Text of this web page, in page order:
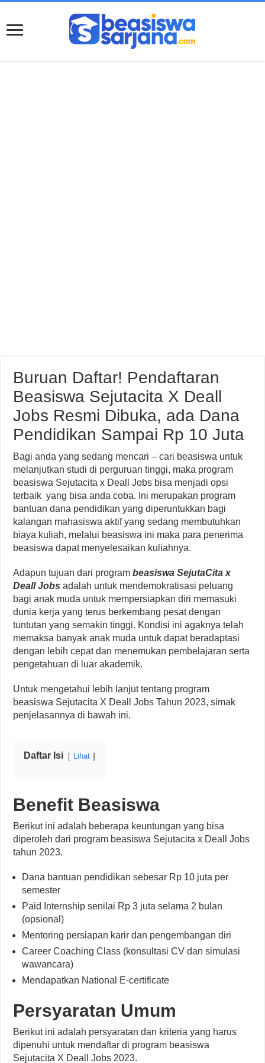
Buruan Daftar! Pendaftaran
Beasiswa Sejutacita X Deall
Jobs Resmi Dibuka, ada Dana
Pendidikan Sampai Rp 10 Juta
Bagi anda yang sedang mencari – cari beasiswa untuk
melanjutkan studi di perguruan tinggi, maka program
beasiswa Sejutacita x Deall Jobs bisa menjadi opsi
terbaik yang bisa anda coba. Ini merupakan program
bantuan dana pendidikan yang diperuntukkan bagi
kalangan mahasiswa aktif yang sedang membutuhkan
biaya kuliah, melalui beasiswa ini maka para penerima
beasiswa dapat menyelesaikan kuliahnya.
Adapun tujuan dari programbeasiswa SejutaCita x
Deall Jobs adalah untuk mendemokratisasi peluang
bagi anak muda untuk mempersiapkan diri memasuki
dunia kerja yang terus berkembang pesat dengan
tuntutan yang semakin tinggi. Kondisi ini agaknya telah
memaksa banyak anak muda untuk dapat beradaptasi
dengan lebih cepat dan menemukan pembelajaran serta
pengetahuan di luar akademik.
Untuk mengetahui lebih lanjut tentang program
beasiswa Sejutacita X Deall Jobs Tahun 2023, simak
penjelasannya di bawah ini.
Daftar Isi Lihat
Benefit Beasiswa
Berikut ini adalah beberapa keuntungan yang bisa
diperoleh dari program beasiswa Sejutacita x Deall Jobs
tahun 2023.
Dana bantuan pendidikan sebesar Rp 10 juta per
semester
Paid Internship senilai Rp 3 juta selama 2 bulan
(opsional)
Mentoring persiapan karir dan pengembangan diri
Career Coaching Class (konsultasi CV dan simulasi
wawancara)
Mendapatkan National E-certificate
Persyaratan Umum
Berikut ini adalah persyaratan dan kriteria yang harus
dipenuhi untuk mendaftar di program beasiswa
Sejutacita X Deall Jobs 2023.